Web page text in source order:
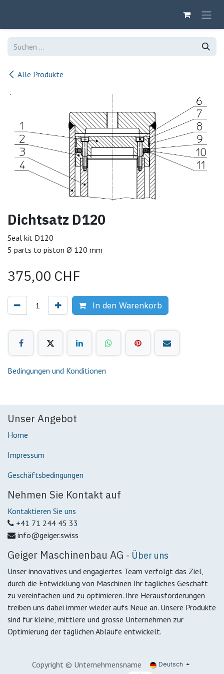
Alle Produkte
Dichtsatz D120
Seal kit D120
5 parts to piston Ø 120 mm
375,00 CHF
In den Warenkorb
Bedingungen und Konditionen
Unser Angebot
Home
Impressum
Geschäftsbedingungen
Nehmen Sie Kontakt auf
Kontaktieren Sie uns
+41 71 244 45 33
info@geiger.swiss
Geiger Maschinenbau AG - Über uns
Unser innovatives und engagiertes Team verfolgt das Ziel,
durch die Entwicklung von Maschinen Ihr tägliches Geschäft
zu vereinfachen und zu optimieren. Ihre Herausforderungen
treiben uns dabei immer wieder aufs Neue an. Unsere Produkte
sind für kleine, mittlere und grosse Unternehmen zur
Optimierung der täglichen Abläufe entwickelt.
Copyright © Unternehmensname Deutsch